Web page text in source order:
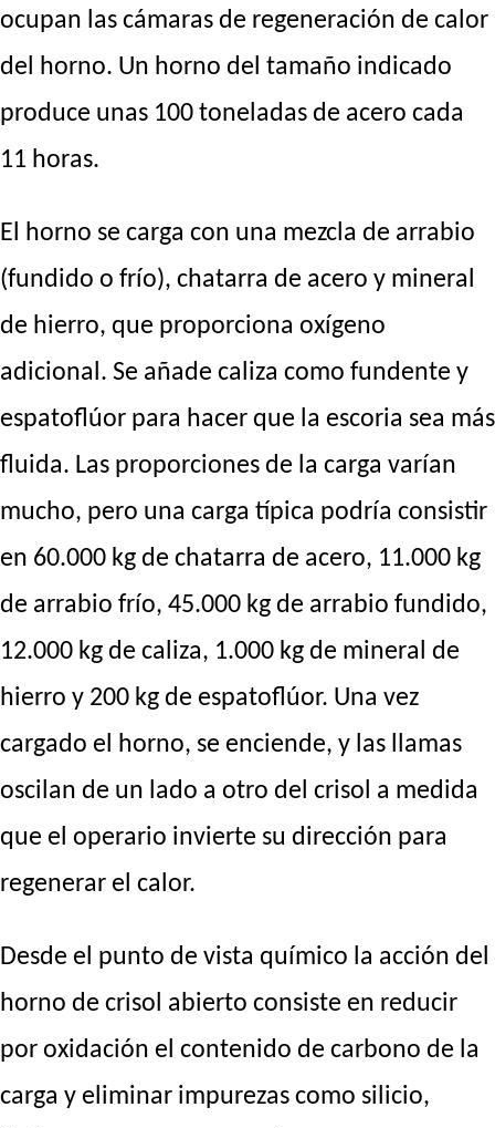
ocupan las cámaras de regeneración de calor
del horno. Un horno del tamaño indicado
produce unas 100 toneladas de acero cada
11 horas.
El horno se carga con una mezcla de arrabio
(fundido o frío), chatarra de acero y mineral
de hierro, que proporciona oxígeno
adicional. Se añade caliza como fundente y
espatoflúor para hacer que la escoria sea más
fluida. Las proporciones de la carga varían
mucho, pero una carga típica podría consistir
en 60.000 kg de chatarra de acero, 11.000 kg
de arrabio frío, 45.000 kg de arrabio fundido,
12.000 kg de caliza, 1.000 kg de mineral de
hierro y 200 kg de espatoflúor. Una vez
cargado el horno, se enciende, y las llamas
oscilan de un lado a otro del crisol a medida
que el operario invierte su dirección para
regenerar el calor.
Desde el punto de vista químico la acción del
horno de crisol abierto consiste en reducir
por oxidación el contenido de carbono de la
carga y eliminar impurezas como silicio,